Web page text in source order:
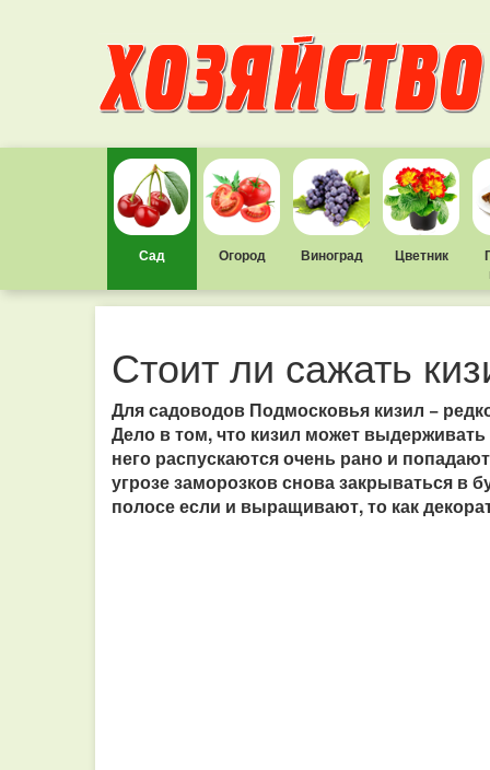
Сад Огород Виноград Цветник
Стоит ли сажать
Для садоводов Подмосковья кизил −
Дело в том, что кизил может
него распускаются очень рано и
угрозе заморозков снова закрываться в
полосе если и выращивают, то как